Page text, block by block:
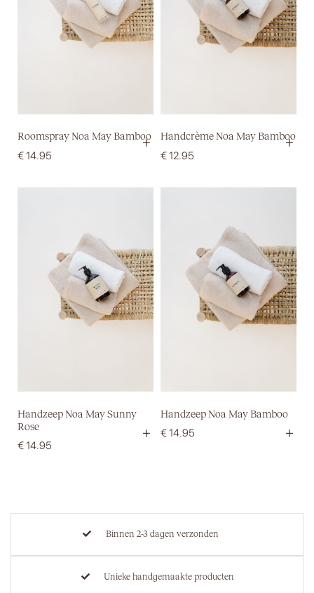
Roomspray Noa May Bamboo
€14.95
+ Handcrème Noa May Bamboo
€12.95
+
Handzeep Noa May Sunny
Rose
€14.95
+
Handzeep Noa May Bamboo
€14.95 +
Binnen 2-3 dagen verzonden
Unieke handgemaakte producten